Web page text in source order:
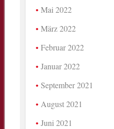
Mai 2022
März 2022
Februar 2022
Januar 2022
September 2021
August 2021
Juni 2021